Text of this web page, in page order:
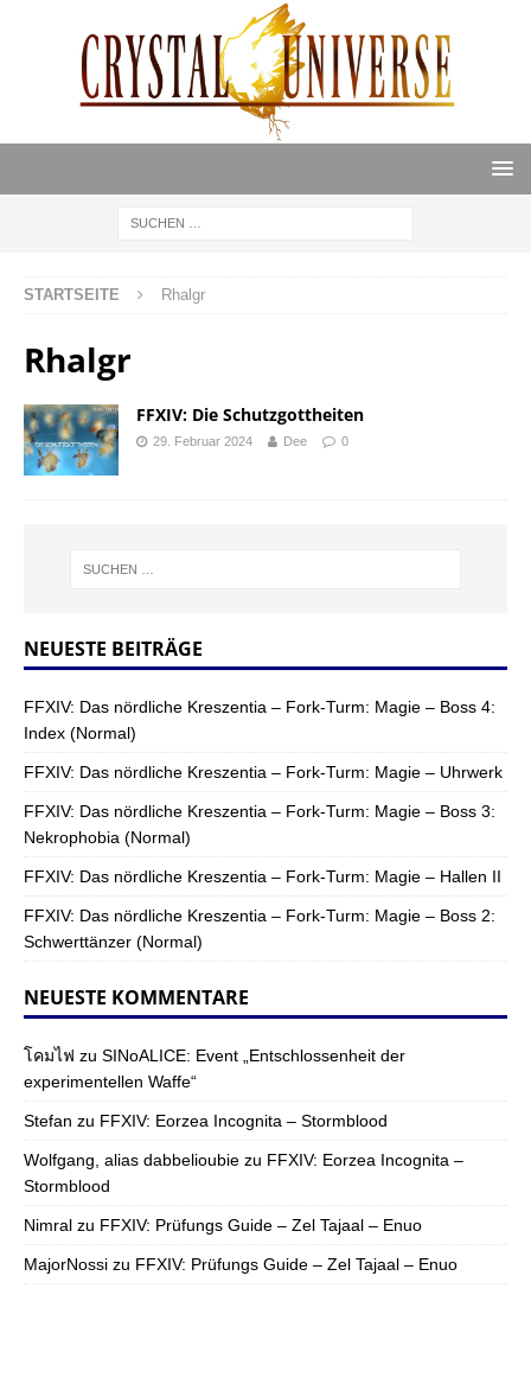
STARTSEITE Rhalgr
Rhalgr
FFXIV: Die Schutzgottheiten
29. Februar 2024 Dee 0
NEUESTE BEITRÄGE
FFXIV: Das nördliche Kreszentia – Fork-Turm: Magie – Boss 4:
Index (Normal)
FFXIV: Das nördliche Kreszentia – Fork-Turm: Magie – Uhrwerk
FFXIV: Das nördliche Kreszentia – Fork-Turm: Magie – Boss 3:
Nekrophobia (Normal)
FFXIV: Das nördliche Kreszentia – Fork-Turm: Magie – Hallen II
FFXIV: Das nördliche Kreszentia – Fork-Turm: Magie – Boss 2:
Schwerttänzer (Normal)
NEUESTE KOMMENTARE
โคมไฟ zu SINoALICE: Event „Entschlossenheit der
experimentellen Waffe“
Stefan zu FFXIV: Eorzea Incognita – Stormblood
Wolfgang, alias dabbelioubie zu FFXIV: Eorzea Incognita –
Stormblood
Nimral zu FFXIV: Prüfungs Guide – Zel Tajaal – Enuo
MajorNossi zu FFXIV: Prüfungs Guide – Zel Tajaal – Enuo